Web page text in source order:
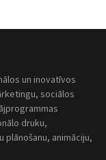
un inovatīvos
sociālos
druku,
animāciju,